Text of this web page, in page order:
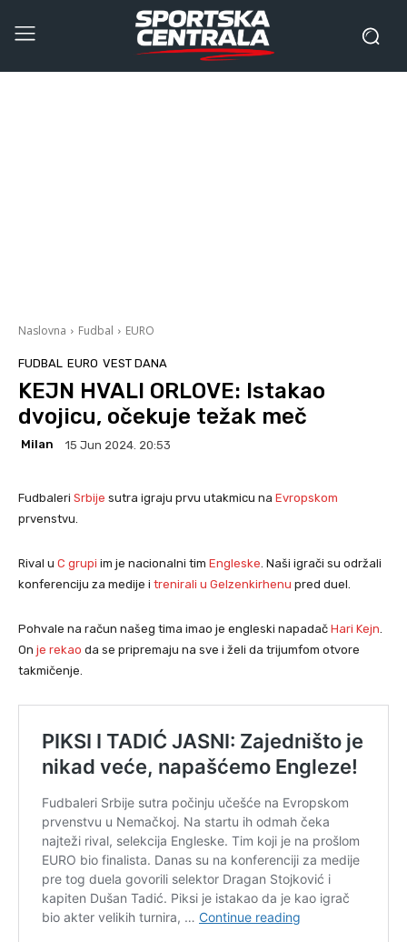
Naslovna Fudbal EURO
FUDBAL EURO VEST DANA
KEJN HVALI ORLOVE: Istakao
dvojicu, očekuje težak meč
Milan 15 Jun 2024. 20:53
Fudbaleri Srbije sutra igraju prvu utakmicu na Evropskom
prvenstvu.
Rival u C grupi im je nacionalni tim Engleske . Naši igrači su održali
konferenciju za medije i trenirali u Gelzenkirhenu pred duel.
Pohvale na račun našeg tima imao je engleski napadač Hari Kejn
On je rekao da se pripremaju na sve i želi da trijumfom otvore
takmičenje.